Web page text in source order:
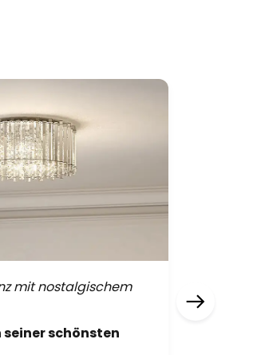
mit nostalgischem
schönsten